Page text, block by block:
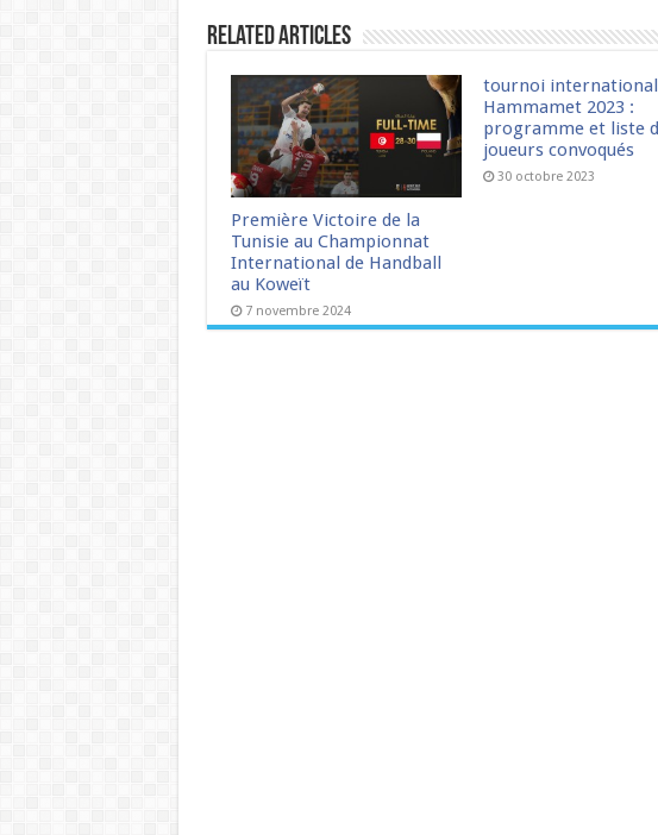
Related Articles
Première Victoire de la
Tunisie au Championnat
International de Handball
au Koweït
7 novembre 2024
tournoi international
Hammamet 2023 :
programme et liste
joueurs convoqués
30 octobre 2023